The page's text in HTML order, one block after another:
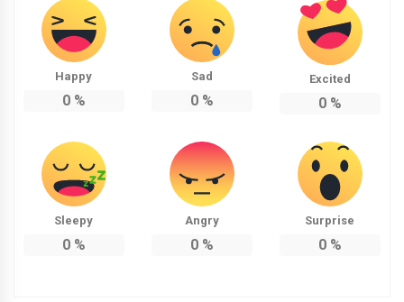
Happy
0%
Sad
0%
Excited
0%
Sleepy
0%
Angry
0%
Surprise
0%